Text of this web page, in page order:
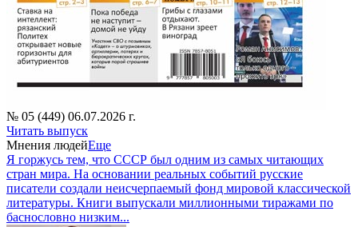
№ 05 (449) 06.07.2026 г.
Читать выпуск
Мнения людейЕще
Я горжусь тем, что СССР был одним из самых читающих
стран мира. На основании реальных событий русские
писатели создали неисчерпаемый фонд мировой классической
литературы. Книги выпускали миллионными тиражами по
баснословно низким...